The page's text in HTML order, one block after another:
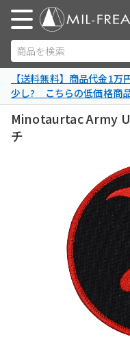
商品を検索
【送料無料】商品代金1
少し? こちらの低価格商
Minotaurtac Army
チ